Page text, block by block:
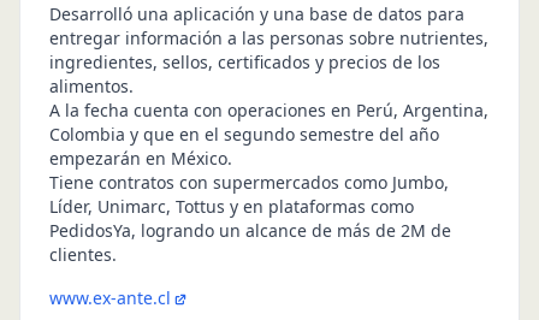
Desarrolló una aplicación y una base de datos para
entregar información a las personas sobre nutrientes,
ingredientes, sellos, certificados y precios de los
alimentos.
A la fecha cuenta con operaciones en Perú, Argentina,
Colombia y que en el segundo semestre del año
empezarán en México.
Tiene contratos con supermercados como Jumbo,
Líder, Unimarc, Tottus y en plataformas como
PedidosYa, logrando un alcance de más de 2M de
clientes.
www.ex-ante.cl